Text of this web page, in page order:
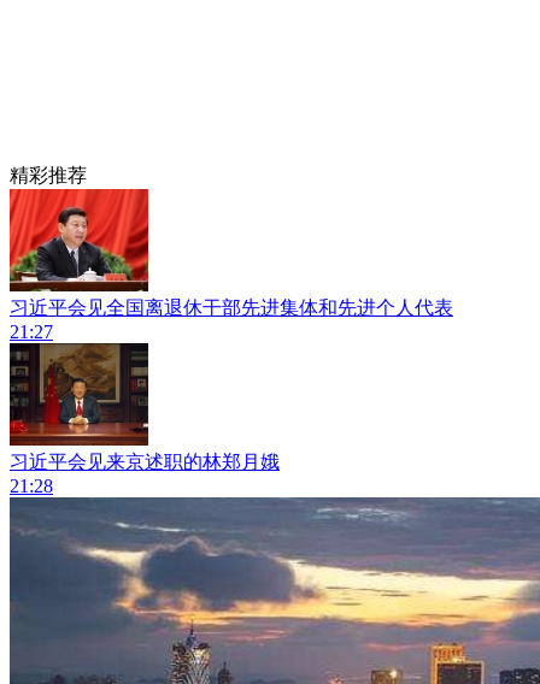
精彩推荐
习近平会见全国离退休干部先进集体和先进个人代表
21:27
习近平会见来京述职的林郑月娥
21:28